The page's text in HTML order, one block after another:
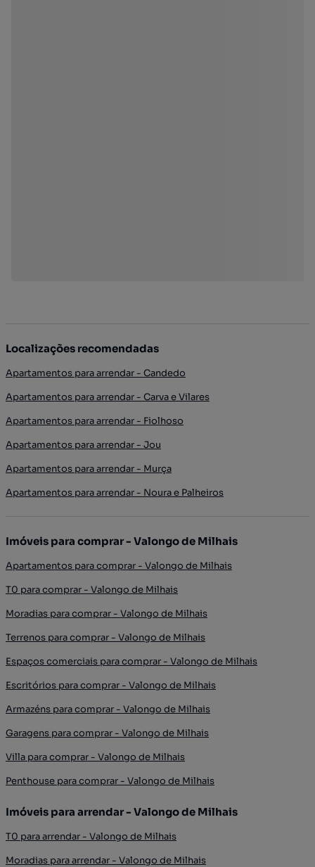
Localizações recomendadas
Apartamentos para arrendar - Candedo
Apartamentos para arrendar - Carva e Vilares
Apartamentos para arrendar - Fiolhoso
Apartamentos para arrendar - Jou
Apartamentos para arrendar - Murça
Apartamentos para arrendar - Noura e Palheiros
Imóveis para comprar - Valongo de Milhais
Apartamentos para comprar - Valongo de Milhais
T0 para comprar - Valongo de Milhais
Moradias para comprar - Valongo de Milhais
Terrenos para comprar - Valongo de Milhais
Espaços comerciais para comprar - Valongo de Milhais
Escritórios para comprar - Valongo de Milhais
Armazéns para comprar - Valongo de Milhais
Garagens para comprar - Valongo de Milhais
Villa para comprar - Valongo de Milhais
Penthouse para comprar - Valongo de Milhais
Imóveis para arrendar - Valongo de Milhais
T0 para arrendar - Valongo de Milhais
Moradias para arrendar - Valongo de Milhais